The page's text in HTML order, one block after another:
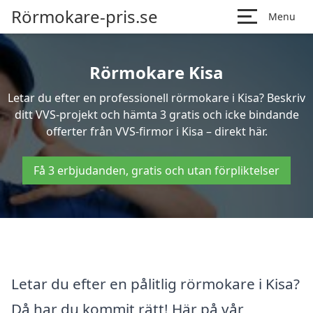
Rörmokare-pris.se Menu
Rörmokare Kisa
Letar du efter en professionell rörmokare i Kisa? Beskriv
ditt VVS-projekt och hämta 3 gratis och icke bindande
offerter från VVS-firmor i Kisa – direkt här.
Få 3 erbjudanden, gratis och utan förpliktelser
Letar du efter en pålitlig rörmokare i Kisa?
Då har du kommit rätt! Här på vår